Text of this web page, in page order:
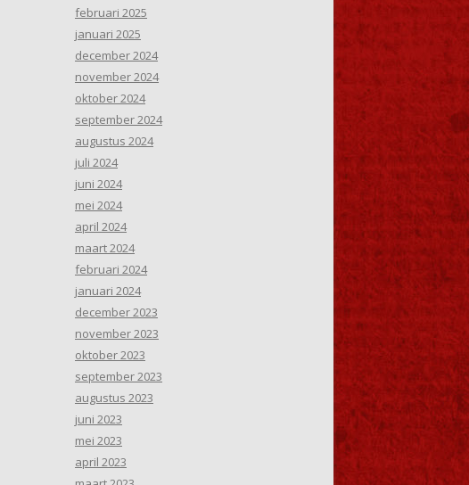
februari 2025
januari 2025
december 2024
november 2024
oktober 2024
september 2024
augustus 2024
juli 2024
juni 2024
mei 2024
april 2024
maart 2024
februari 2024
januari 2024
december 2023
november 2023
oktober 2023
september 2023
augustus 2023
juni 2023
mei 2023
april 2023